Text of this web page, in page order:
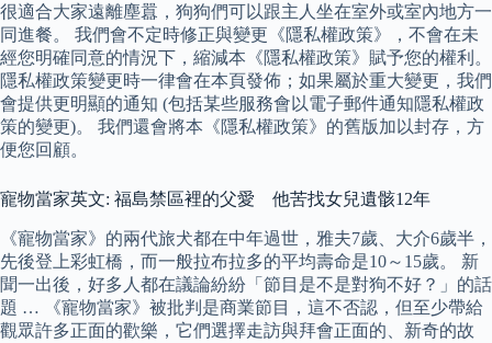
很適合大家遠離塵囂，狗狗們可以跟主人坐在室外或室內地方一
同進餐。 我們會不定時修正與變更《隱私權政策》，不會在未
經您明確同意的情況下，縮減本《隱私權政策》賦予您的權利。
隱私權政策變更時一律會在本頁發佈；如果屬於重大變更，我們
會提供更明顯的通知 (包括某些服務會以電子郵件通知隱私權政
策的變更)。 我們還會將本《隱私權政策》的舊版加以封存，方
便您回顧。
寵物當家英文: 福島禁區裡的父愛 他苦找女兒遺骸12年
《寵物當家》的兩代旅犬都在中年過世，雅夫7歲、大介6歲半，
先後登上彩虹橋，而一般拉布拉多的平均壽命是10～15歲。 新
聞一出後，好多人都在議論紛紛「節目是不是對狗不好？」的話
題 … 《寵物當家》被批判是商業節目，這不否認，但至少帶給
觀眾許多正面的歡樂，它們選擇走訪與拜會正面的、新奇的故